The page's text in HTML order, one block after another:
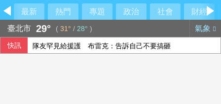
最新 熱門 專題 政治 社會
財經
臺北市 29° ( 31° / 28° ) 氣象
快訊 隊友罕見給援護 布雷克：告訴自己不要搞砸